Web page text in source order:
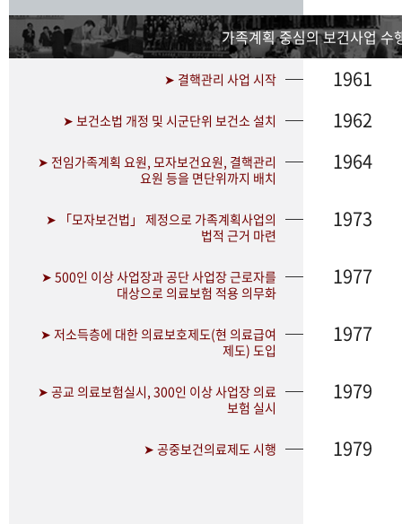
가족계획 중심의 보건사업 수
➤ 결핵관리 사업 시작 1961
➤ 보건소법 개정 및 시군단위 보건소 설치 1962
➤ 전임가족계획 요원, 모자보건요원, 결핵관리
요원 등을 면단위까지 배치
1964
➤ 「모자보건법」 제정으로 가족계획사업의
법적 근거 마련
1973
➤ 500인 이상 사업장과 공단 사업장 근로자를
대상으로 의료보험 적용 의무화
1977
➤ 저소득층에 대한 의료보호제도(현 의료급여
제도) 도입
1977
➤ 공교 의료보험실시, 300인 이상 사업장 의료
보험 실시
1979
➤ 공중보건의료제도 시행 1979